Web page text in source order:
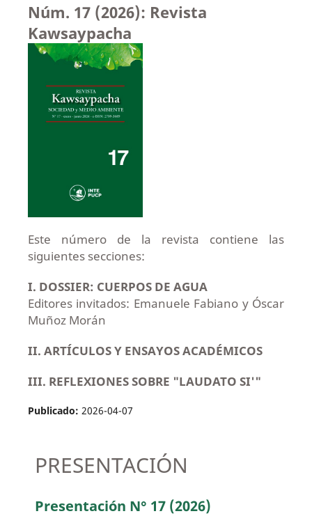
Núm. 17 (2026): Revista
Kawsaypacha
Este número de la revista contiene las
siguientes secciones:
I. DOSSIER: CUERPOS DE AGUA
Editores invitados: Emanuele Fabiano y Óscar
Muñoz Morán
II. ARTÍCULOS Y ENSAYOS ACADÉMICOS
III. REFLEXIONES SOBRE "LAUDATO SI'"
Publicado: 2026-04-07
PRESENTACIÓN
Presentación N° 17 (2026)